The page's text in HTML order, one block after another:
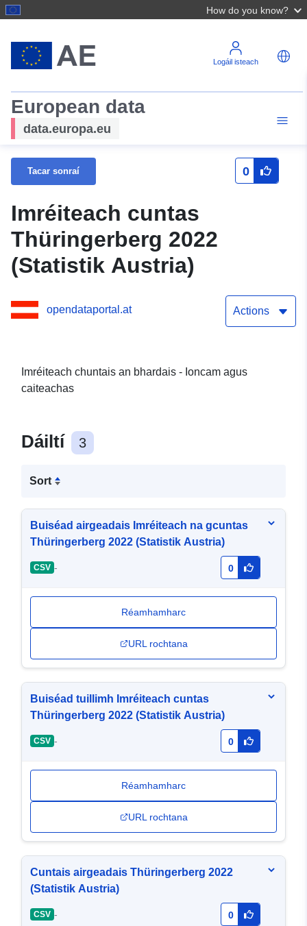
How do you know?
Logáil isteach
European data
data.europa.eu
Tacar sonraí 0
Imréiteach cuntas
Thüringerberg 2022
(Statistik Austria)
opendataportal.at Actions
Imréiteach chuntais an bhardais - Ioncam agus
caiteachas
Dáiltí 3
Sort
Buiséad airgeadais Imréiteach na gcuntas
Thüringerberg 2022 (Statistik Austria)
CSV - 0
Réamhamharc
URL rochtana
Buiséad tuillimh Imréiteach cuntas
Thüringerberg 2022 (Statistik Austria)
CSV - 0
Réamhamharc
URL rochtana
Cuntais airgeadais Thüringerberg 2022
(Statistik Austria)
CSV - 0